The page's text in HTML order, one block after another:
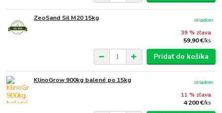
ZeoSand Sil M20 15kg
39 % zľava
59,90 €/ks
skladom
Pridať do košíka
KlinoGrow 900kg balené po 15kg
11 % zľava
4 200 €/ks
skladom